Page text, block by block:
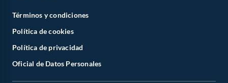
Términos y condiciones
Política de cookies
Política de privacidad
Oficial de Datos Personales